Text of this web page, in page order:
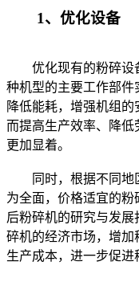
1、优化设备
优化现有的粉碎设
种机型的主要工作部件
降低能耗，增强机组
而提高生产效率、降
更加显着。
同时，根据不同地
为全面，价格适宜的
后粉碎机的研究与发
碎机的经济市场，增
生产成本，进一步促进